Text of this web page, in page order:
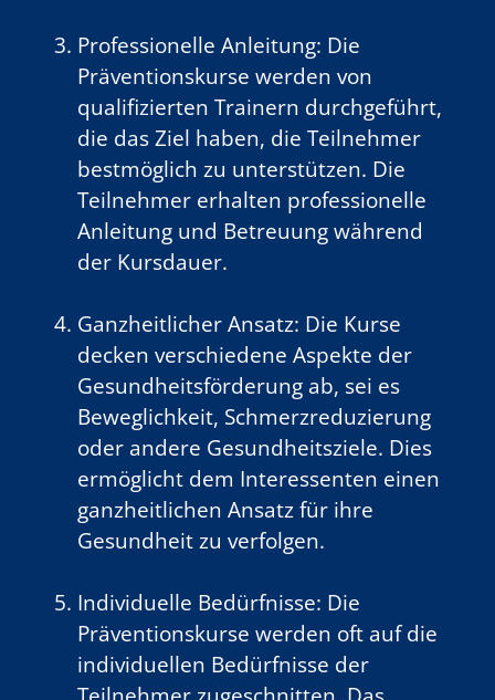
Professionelle Anleitung: Die
Präventionskurse werden von
qualifizierten Trainern durchgeführt,
die das Ziel haben, die Teilnehmer
bestmöglich zu unterstützen. Die
Teilnehmer erhalten professionelle
Anleitung und Betreuung während
der Kursdauer.
Ganzheitlicher Ansatz: Die Kurse
decken verschiedene Aspekte der
Gesundheitsförderung ab, sei es
Beweglichkeit, Schmerzreduzierung
oder andere Gesundheitsziele. Dies
ermöglicht dem Interessenten einen
ganzheitlichen Ansatz für ihre
Gesundheit zu verfolgen.
Individuelle Bedürfnisse: Die
Präventionskurse werden oft auf die
individuellen Bedürfnisse der